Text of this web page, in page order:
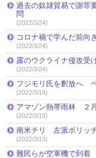
過去の奴隷貿易で謝
問
(2022/3/24)
コロナ禍で学んだ前向
(2022/3/24)
露のウクライナ侵攻受
(2022/3/24)
フジモリ氏を釈放へ
(2022/3/19)
アマゾン熱帯雨林 ２
(2022/3/15)
南米チリ 左派ボリッ
(2022/3/13)
難民らが空軍機で到